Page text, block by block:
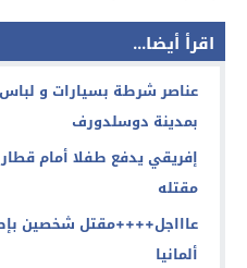
اقرأ أيضا...
عناصر شرطة بسيارات و
بمدينة دوسلدورف
إفريقي يدفع طفلا أمام
مقتله
عاااجل++++مقتل شخصين
ألمانيا